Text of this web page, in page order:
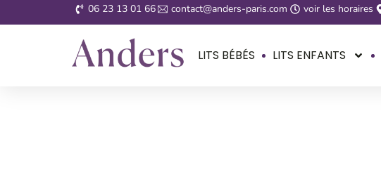
06 23 13 01 66 contact@anders-paris.com voir les horaires
LITS BÉBÉS LITS ENFANTS